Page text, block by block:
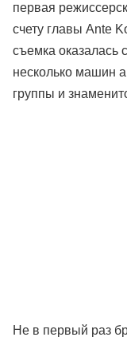
первая
счету главы Ante
съемка оказалась
несколько машин
группы и
Не в первый раз